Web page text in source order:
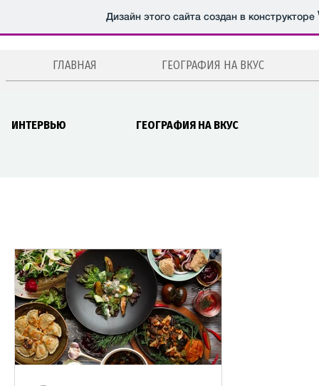
Дизайн этого сайта создан в конструкторе
ГЛАВНАЯ ГЕОГРАФИЯ НА ВКУС
ИНТЕРВЬЮ ГЕОГРАФИЯ НА ВКУС
Авторская колонка Эстония Москва
Салаты, закуски Интервью Супы